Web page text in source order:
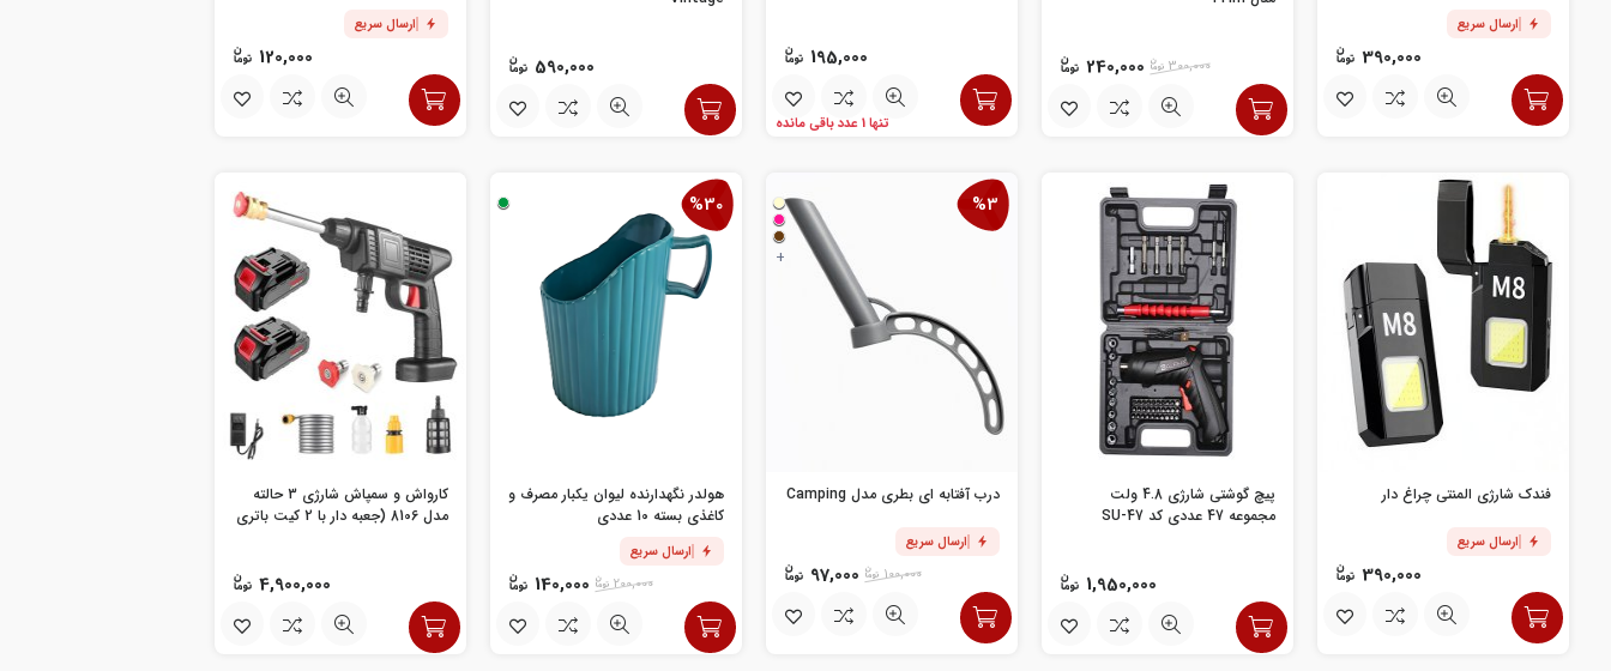
ارسال سریع
390,000
300,000
240,000
195,000
تنها 1 عدد باقی مانده
590,000
ارسال سریع
120,000
فندک شارژی المنتی چراغ دار
ارسال سریع
390,000
پیچ گوشتی شارژی 4.8 ولت
مجموعه 47 عددی کد SU-47
1,950,000
%3
+
درب آفتابه ای بطری مدل Camping
ارسال سریع
100,000
97,000
%30
هولدر نگهدارنده لیوان یکبار مصرف و
کاغذی بسته 10 عددی
ارسال سریع
200,000
140,000
کارواش و سمپاش شارژی 3 حالته
مدل 8106 (جعبه دار با 2 کیت باتری
4,900,000